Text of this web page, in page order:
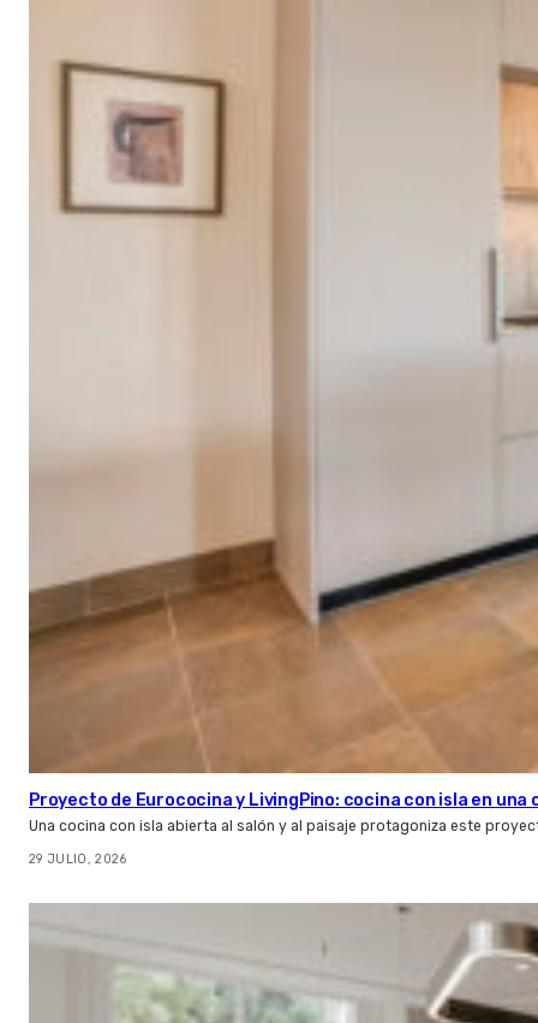
Proyecto de Eurococina y LivingPino: cocina con isla en una
Una cocina con isla abierta al salón y al paisaje protagoniza este
29 JULIO, 2026